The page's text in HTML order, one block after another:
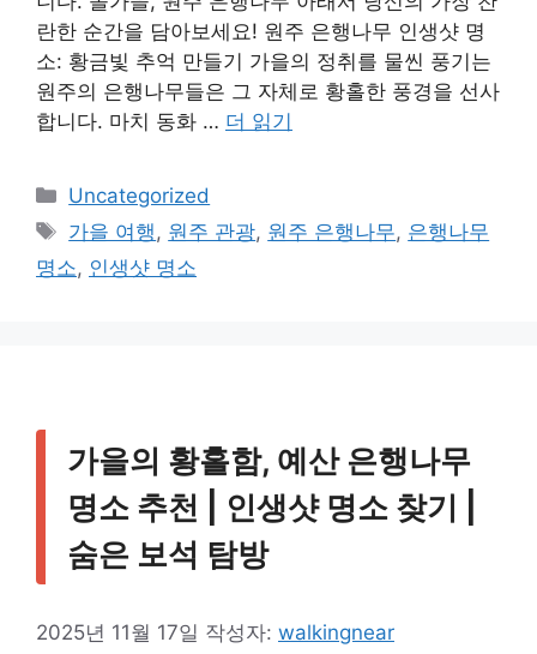
란한 순간을 담아보세요! 원주 은행나무 인생샷 명
소: 황금빛 추억 만들기 가을의 정취를 물씬 풍기는
원주의 은행나무들은 그 자체로 황홀한 풍경을 선사
합니다. 마치 동화 … 더 읽기
카
테
고
리
Uncategorized
태
그
가을 여행 , 원주 관광, 원주 은행나무, 은행나무
명소, 인생샷 명소
가을의 황홀함, 예산 은행나무
명소 추천 | 인생샷 명소 찾기 |
숨은 보석 탐방
2025년 11월 17일 작성자: walkingnear